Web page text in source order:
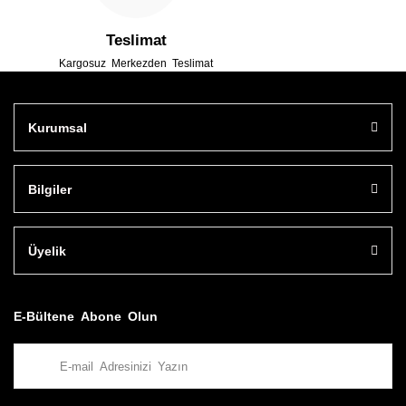
Teslimat
Kargosuz Merkezden Teslimat
Kurumsal
Bilgiler
Üyelik
E-Bültene Abone Olun